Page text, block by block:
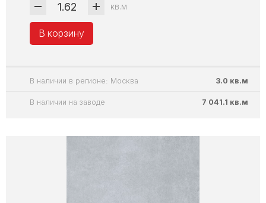
кв.м
В корзину
В наличии в регионе: Москва 3.0 кв.м
В наличии на заводе 7 041.1 кв.м